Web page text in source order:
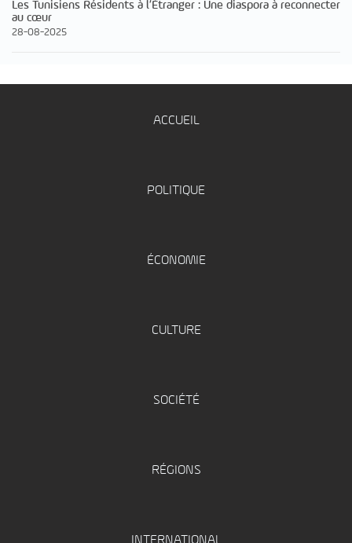
Les Tunisiens Résidents à l’Étranger : Une diaspora à reconnecter
au cœur
28-08-2025
ACCUEIL
POLITIQUE
ÉCONOMIE
CULTURE
SOCIÉTÉ
RÉGIONS
INTERNATIONAL